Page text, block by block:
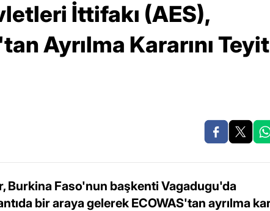
İttifakı (AES),
Ayrılma Kararını Teyit
Burkina Faso'nun başkenti Vagadugu'da
bir araya gelerek ECOWAS'tan ayrılma